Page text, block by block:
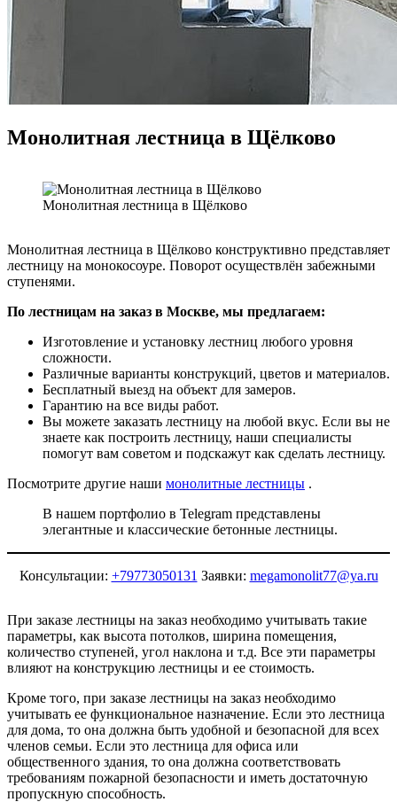
Монолитная лестница в Щёлково
Монолитная лестница в Щёлково
Монолитная лестница в Щёлково конструктивно представляет
лестницу на монокосоуре. Поворот осуществлён забежными
ступенями.
По лестницам на заказ в Москве, мы предлагаем:
Изготовление и установку лестниц любого уровня
сложности.
Различные варианты конструкций, цветов и материалов.
Бесплатный выезд на объект для замеров.
Гарантию на все виды работ.
Вы можете заказать лестницу на любой вкус. Если вы не
знаете как построить лестницу, наши специалисты
помогут вам советом и подскажут как сделать лестницу.
Посмотрите другие наши монолитные лестницы .
В нашем портфолио в Telegram представлены
элегантные и классические бетонные лестницы.
Консультации: +79773050131 Заявки: megamonolit77@ya.ru
При заказе лестницы на заказ необходимо учитывать такие
параметры, как высота потолков, ширина помещения,
количество ступеней, угол наклона и т.д. Все эти параметры
влияют на конструкцию лестницы и ее стоимость.
Кроме того, при заказе лестницы на заказ необходимо
учитывать ее функциональное назначение. Если это лестница
для дома, то она должна быть удобной и безопасной для всех
членов семьи. Если это лестница для офиса или
общественного здания, то она должна соответствовать
требованиям пожарной безопасности и иметь достаточную
пропускную способность.